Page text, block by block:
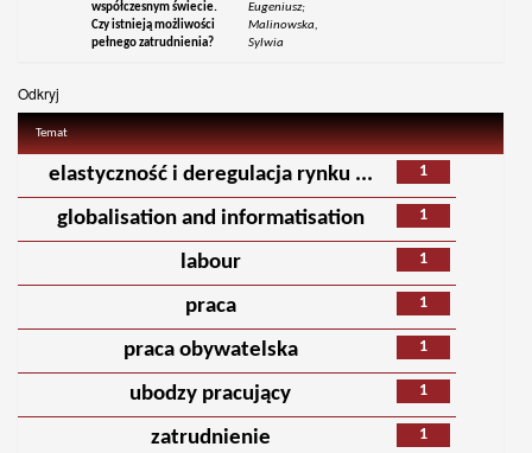
współczesnym świecie.
Czy istnieją możliwości
pełnego zatrudnienia?
Eugeniusz;
Malinowska,
Sylwia
Odkryj
Temat
1
elastyczność i deregulacja rynku ...
1
globalisation and informatisation
1
labour
1
praca
1
praca obywatelska
1
ubodzy pracujący
1
zatrudnienie